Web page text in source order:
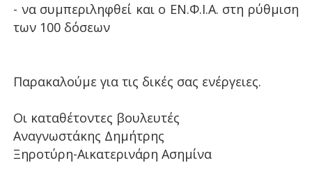
- να συμπεριληφθεί και ο ΕΝ.Φ.Ι.Α. στη ρύθμιση
των 100 δόσεων
Παρακαλούμε για τις δικές σας ενέργειες.
Οι καταθέτοντες βουλευτές
Αναγνωστάκης Δημήτρης
Ξηροτύρη-Αικατερινάρη Ασημίνα